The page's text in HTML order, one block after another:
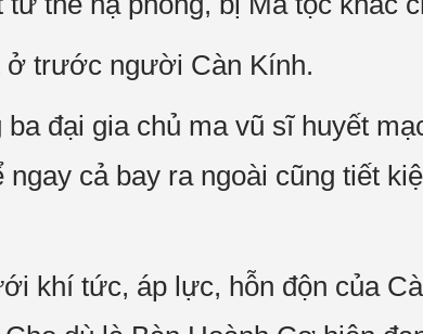
ở trước người Càn Kính.
đại gia chủ ma vũ sĩ huyết
ngay cả bay ra ngoài cũng tiết
khí tức, áp lực, hỗn độn của